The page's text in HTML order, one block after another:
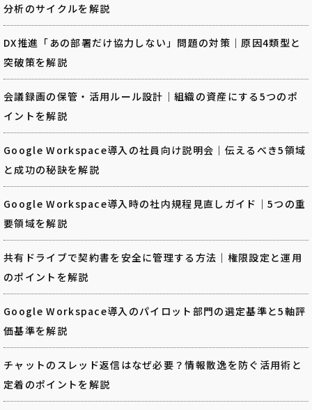
分析のサイクルを解説
DX推進「あの部署だけ協力しない」問題の対策｜原因4類型と
突破策を解説
会議録画の保管・活用ルール設計｜組織の資産にする5つのポ
イントを解説
Google Workspace導入の社員向け説明会｜伝えるべき5領域
と成功の秘訣を解説
Google Workspace導入時の社内規程見直しガイド｜5つの重
要領域を解説
共有ドライブで契約書を安全に管理する方法｜権限設定と運用
のポイントを解説
Google Workspace導入のパイロット部門の選定基準と5軸評
価基準を解説
チャットのスレッド返信はなぜ必要？情報散逸を防ぐ活用術と
定着のポイントを解説